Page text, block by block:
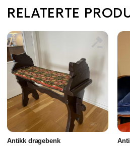
RELATERTE
Antikk dragebenk